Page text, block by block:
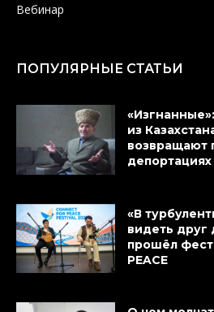
Вебинар
ПОПУЛЯРНЫЕ СТАТЬИ
из
возвращают
депортациях
«В
видеть друг
прошёл
PEACE